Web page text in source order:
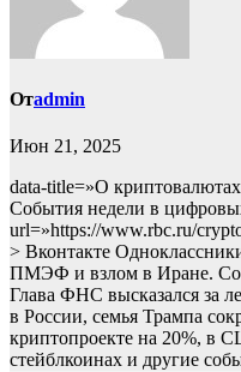
Отadmin
Июн 21, 2025
data-title=»О
События недели в
url=»https://www.rbc.ru/
> Вконтакте
ПМЭФ и взлом в Иране.
Глава ФНС высказался за
в России, семья Трампа
криптопроекте на 20%, в
стейблкоинах и другие